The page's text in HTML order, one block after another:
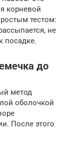
корневой
тестом:
не
посадке.
до
метод
оболочкой
После этого